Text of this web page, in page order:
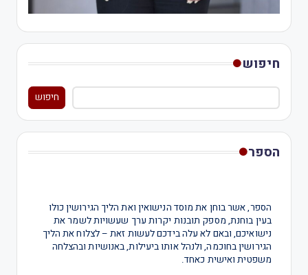
חיפוש
חיפוש
הספר
הספר, אשר בוחן את מוסד הנישואין ואת הליך הגירושין כולו
בעין בוחנת, מספק תובנות יקרות ערך שעשויות לשמר את
נישואיכם, ובאם לא עלה בידכם לעשות זאת – לצלוח את הליך
הגירושין בחוכמה, ולנהל אותו ביעילות, באנושיות ובהצלחה
משפטית ואישית כאחד.